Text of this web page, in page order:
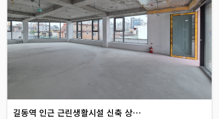
길동역 인근 근린생활시설 신축 상…